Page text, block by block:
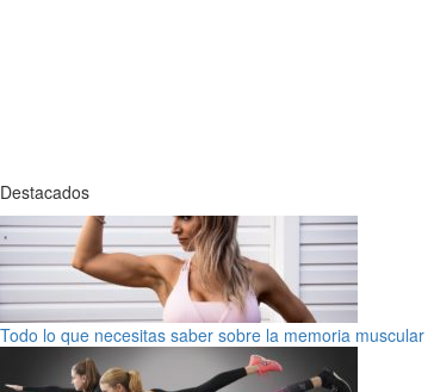
Destacados
Todo lo que necesitas saber sobre la memoria muscular